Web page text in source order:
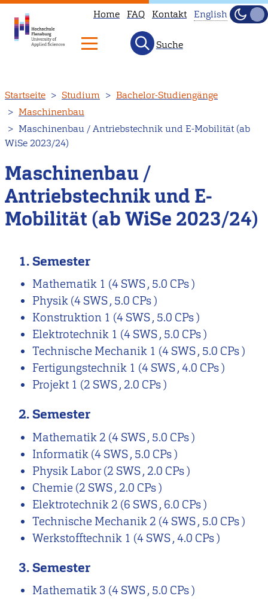
zum
Inhalt
Home FAQ Kontakt
not
in
our
English
English
Hell
Suche
Startseite Studium
Bachelor-Studiengänge
Maschinenbau
Maschinenbau / Antriebstechnik und E-Mobilität (ab
WiSe 2023/24)
Maschinenbau /
Antriebstechnik und E-
Mobilität (ab WiSe 2023/24)
1. Semester
Mathematik 1 (4 SWS , 5.0 CPs )
Physik (4 SWS , 5.0 CPs )
Konstruktion 1 (4 SWS , 5.0 CPs )
Elektrotechnik 1 (4 SWS , 5.0 CPs )
Technische Mechanik 1 (4 SWS , 5.0 CPs )
Fertigungstechnik 1 (4 SWS , 4.0 CPs )
Projekt 1 (2 SWS , 2.0 CPs )
2. Semester
Mathematik 2 (4 SWS , 5.0 CPs )
Informatik (4 SWS , 5.0 CPs )
Physik Labor(2 SWS , 2.0 CPs )
Chemie (2 SWS , 2.0 CPs )
Elektrotechnik 2 (6 SWS , 6.0 CPs )
Technische Mechanik 2 (4 SWS , 5.0 CPs )
Werkstofftechnik 1 (4 SWS , 4.0 CPs )
3. Semester
Mathematik 3 (4 SWS , 5.0 CPs )